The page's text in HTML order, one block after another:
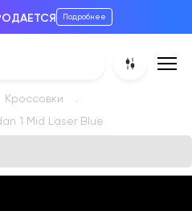
Подробнее
Кроссовки
1 Mid Laser Blue